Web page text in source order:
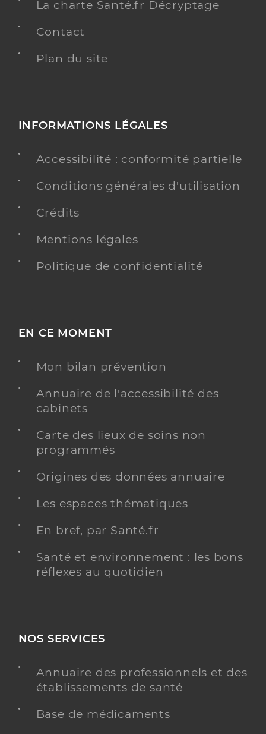
La charte Santé.fr Décryptage
Contact
Plan du site
INFORMATIONS LÉGALES
Accessibilité : conformité partielle
Conditions générales d'utilisation
Crédits
Mentions légales
Politique de confidentialité
EN CE MOMENT
Mon bilan prévention
Annuaire de l'accessibilité des
cabinets
Carte des lieux de soins non
programmés
Origines des données annuaire
Les espaces thématiques
En bref, par Santé.fr
Santé et environnement : les bons
réflexes au quotidien
NOS SERVICES
Annuaire des professionnels et des
établissements de santé
Base de médicaments